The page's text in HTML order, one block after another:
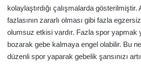
kolaylaştırdığı çalışmalarda
fazlasının zararlı olması gibi fazla
olumsuz etkisi vardır. Fazla spor yapmak
bozarak gebe kalmaya engel olabilir. Bu
düzenli spor yaparak gebelik şansınızı